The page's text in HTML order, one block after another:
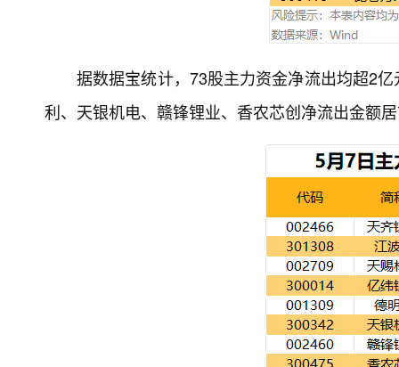
据数据宝统计，73股主力资金净流出均超2
利、天银机电、赣锋锂业、香农芯创净流出金额